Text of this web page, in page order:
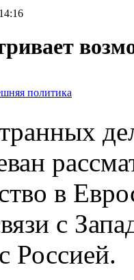
политика
в
с
Россией.